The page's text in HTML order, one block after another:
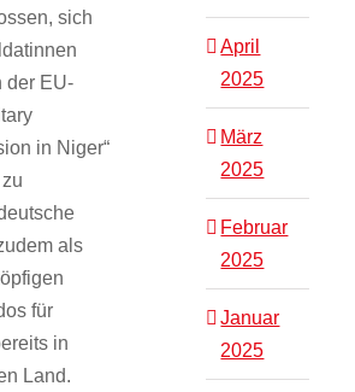
sich
der EU-
in Niger“
als
für
in
Land.
April
2025
März
2025
Februar
2025
Januar
2025